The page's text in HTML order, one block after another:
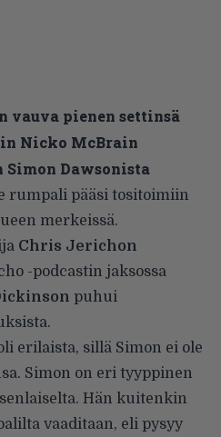
vauva pienen settinsä
Nicko McBrain
Simon Dawsonista
rumpali pääsi tositoimiin
merkeissä.
Chris Jerichon
-podcastin jaksossa
puhui
erilaista, sillä Simon ei ole
Simon on eri tyyppinen
Hän kuitenkin
vaaditaan, eli pysyy